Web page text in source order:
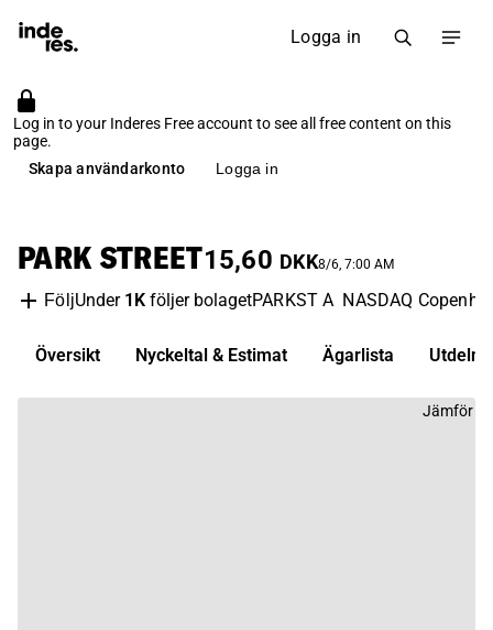
Logga in
Log in to your Inderes Free account to see all free content on this
page.
Skapa användarkonto
Logga in
PARK STREET15,60 DKK8/6, 7:00 AM
FöljUnder 1K följer bolagetPARKST A NASDAQ
Översikt Nyckeltal & Estimat Ägarlista
Jämför